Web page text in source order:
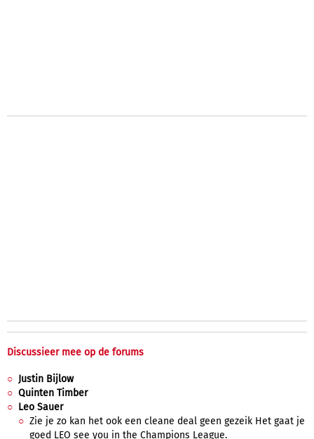
Discussieer mee op de forums
Justin Bijlow
Quinten Timber
Leo Sauer
Zie je zo kan het ook een cleane deal geen gezeik Het gaat je
goed LEO see you in the Champions League.